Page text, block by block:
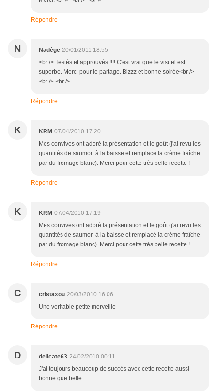
Répondre
N Nadège 20/01/2011 18:55
<br /> Testés et approuvés !!!! C'est vrai que le visuel est
superbe. Merci pour le partage. Bizzz et bonne soirée<br />
<br /> <br />
Répondre
K KRM 07/04/2010 17:20
Mes convives ont adoré la présentation et le goût (j'ai revu les
quantités de saumon à la baisse et remplacé la crème fraîche
par du fromage blanc). Merci pour cette très belle recette !
Répondre
K KRM 07/04/2010 17:19
Mes convives ont adoré la présentation et le goût (j'ai revu les
quantités de saumon à la baisse et remplacé la crème fraîche
par du fromage blanc). Merci pour cette très belle recette !
Répondre
C cristaxou 20/03/2010 16:06
Une veritable petite merveille
Répondre
D delicate63 24/02/2010 00:11
J'ai toujours beaucoup de succés avec cette recette aussi
bonne que belle...